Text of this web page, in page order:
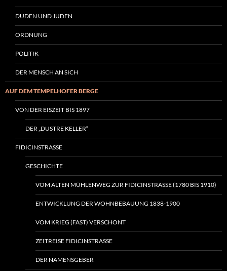
DUDEN UND JUDEN
ORDNUNG
POLITIK
DER MENSCH AN SICH
AUF DEM TEMPELHOFER BERGE
VON DER EISZEIT BIS 1897
DER „DUSTRE KELLER“
FIDICINSTRASSE
GESCHICHTE
VOM ALTEN MÜHLENWEG ZUR FIDICINSTRASSE (1780 BIS 1910)
ENTWICKLUNG DER WOHNBEBAUUNG 1838-1900
VOM KRIEG (FAST) VERSCHONT
ZEITREISE FIDICINSTRASSE
DER NAMENSGEBER